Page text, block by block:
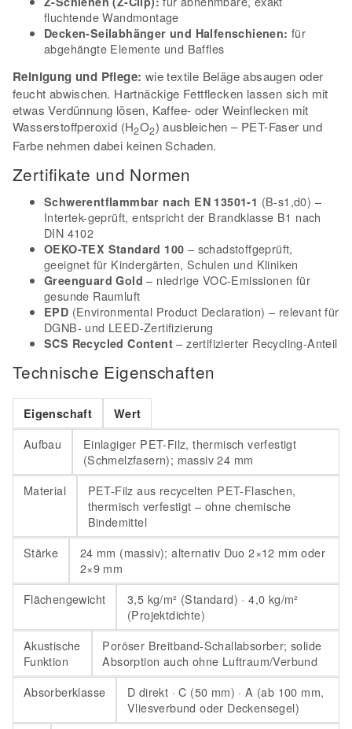
fluchtende Wandmontage
Decken-Seilabhänger und Halfenschienen: für
abgehängte Elemente und Baffles
Reinigung und Pflege: wie textile Beläge absaugen oder
feucht abwischen. Hartnäckige Fettflecken lassen sich mit
etwas Verdünnung lösen, Kaffee- oder Weinflecken mit
Wasserstoffperoxid (H2O2) ausbleichen – PET-Faser und
Farbe nehmen dabei keinen Schaden.
Zertifikate und Normen
Schwerentflammbar nach EN 13501-1 (B-s1,d0) –
Intertek-geprüft, entspricht der Brandklasse B1 nach
DIN 4102
OEKO-TEX Standard 100 – schadstoffgeprüft,
geeignet für Kindergärten, Schulen und Kliniken
Greenguard Gold – niedrige VOC-Emissionen für
gesunde Raumluft
EPD (Environmental Product Declaration) – relevant für
DGNB- und LEED-Zertifizierung
SCS Recycled Content – zertifizierter Recycling-Anteil
Technische Eigenschaften
Eigenschaft Wert
Aufbau
Einlagiger PET-Filz, thermisch verfestigt
(Schmelzfasern); massiv 24 mm
Material
PET-Filz aus recycelten PET-Flaschen,
thermisch verfestigt – ohne chemische
Bindemittel
Stärke
24 mm (massiv); alternativ Duo 2×12 mm oder
2×9 mm
Flächengewicht
3,5 kg/m² (Standard) · 4,0 kg/m²
(Projektdichte)
Akustische
Funktion
Poröser Breitband-Schallabsorber; solide
Absorption auch ohne Luftraum/Verbund
Absorberklasse
D direkt · C (50 mm) · A (ab 100 mm,
Vliesverbund oder Deckensegel)